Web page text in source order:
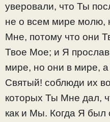
уверовали, что Ты
не о всем мире молю,
Мне, потому что они
Твое Мое; и Я
мире, но они в мире,
Святый! соблюди их
которых Ты Мне дал,
как и Мы. Когда Я